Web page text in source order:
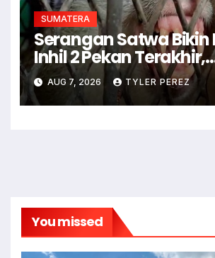
SUMATERA
Serangan Satwa Bikin
Inhil 2 Pekan Terakhir,
Harimau-Monyet
AUG 7, 2026 TYLER PEREZ
You missed